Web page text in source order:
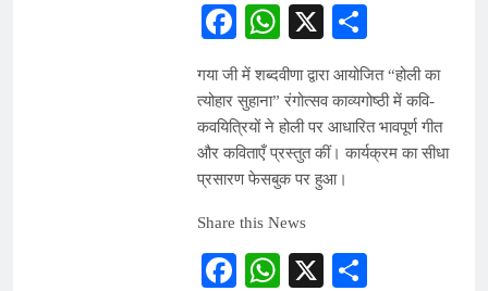
Facebook
WhatsApp
X
गया जी में शब्दवीणा द्वारा आयोजित “होली का
त्योहार सुहाना” रंगोत्सव काव्यगोष्ठी में कवि-
कवयित्रियों ने होली पर आधारित भावपूर्ण गीत
और कविताएँ प्रस्तुत कीं। कार्यक्रम का सीधा
प्रसारण फेसबुक पर हुआ।
Share this News
Facebook
WhatsApp
X